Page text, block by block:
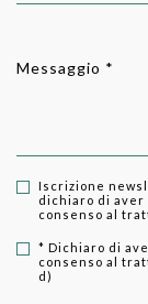
Messaggio *
Iscrizione
dichiaro di aver
consenso al
* Dichiaro di
consenso al
d)